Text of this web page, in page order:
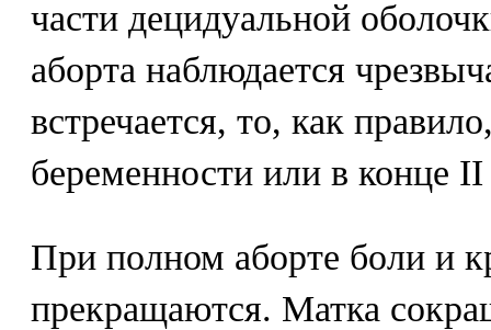
части децидуальной
аборта наблюдается
встречается, то, как
беременности или в конце
При полном аборте боли и
прекращаются. Матка